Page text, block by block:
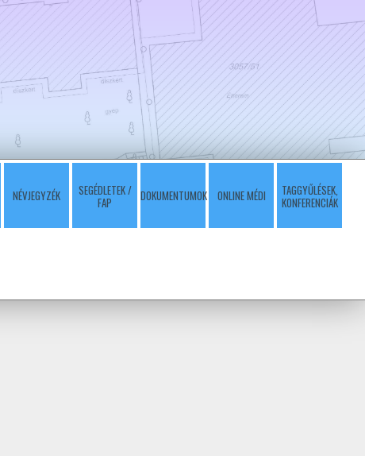
NÉVJEGYZÉK
SEGÉDLETEK /
FAP
DOKUMENTUMOK ONLINE MÉDI
TAGGYŰLÉSEK,
KONFERENCIÁK